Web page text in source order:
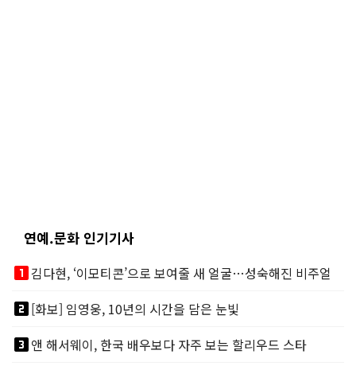
연예.문화 인기기사
looks_one김다현, ‘이모티콘’으로 보여줄 새 얼굴…성숙해진 비주얼
looks_two[화보] 임영웅, 10년의 시간을 담은 눈빛
looks_3앤 해서웨이, 한국 배우보다 자주 보는 할리우드 스타